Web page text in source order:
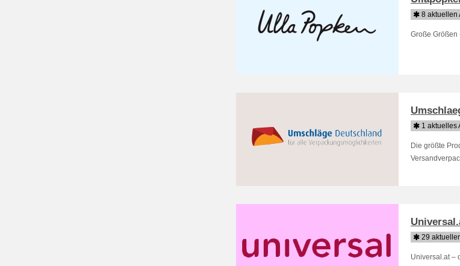
8 aktuellen
Große Größen
1 aktuelles
Die größte
29
Universal.at –